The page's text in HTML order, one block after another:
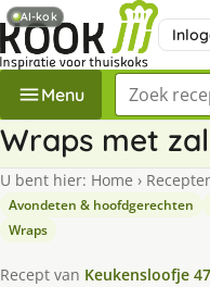
Menu Zoek een
Wraps met
U bent hier: Home ›
Avondeten & hoofdgerechten
Wraps
Recept van Keukensloofje 47
AI-kok